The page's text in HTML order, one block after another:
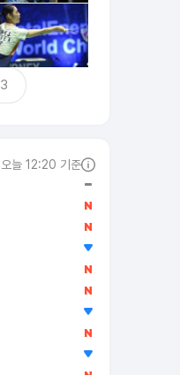
3
오늘 12:20 기준